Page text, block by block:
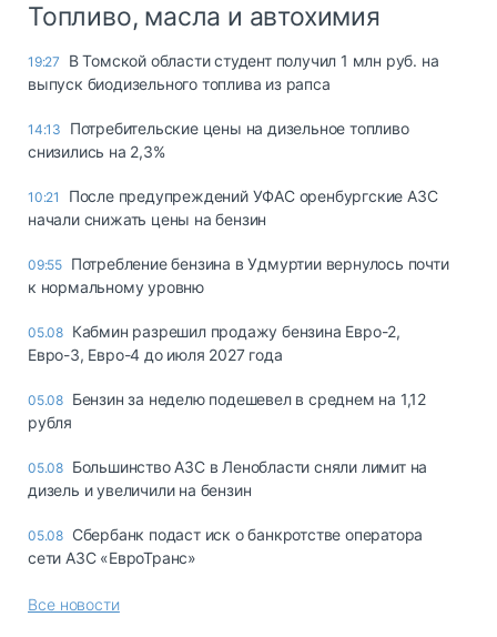
Топливо, масла и автохимия
19:27
В Томской области студент получил 1 млн руб. на
выпуск биодизельного топлива из рапса
14:13
Потребительские цены на дизельное топливо
снизились на 2,3%
10:21
После предупреждений УФАС оренбургские АЗС
начали снижать цены на бензин
09:55 Потребление бензина в Удмуртии вернулось почти
к нормальному уровню
05.08 Кабмин разрешил продажу бензина Евро-2,
Евро-3, Евро-4 до июля 2027 года
05.08 Бензин за неделю подешевел в среднем на 1,12
рубля
05.08 Большинство АЗС в Ленобласти сняли лимит на
дизель и увеличили на бензин
05.08 Сбербанк подаст иск о банкротстве оператора
сети АЗС «ЕвроТранс»
Все новости